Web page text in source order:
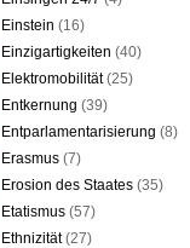
Einstein (16)
Einzigartigkeiten (40)
Elektromobilität(25)
Entkernung (39)
Entparlamentarisierung (8)
Erasmus (7)
Erosion des Staates (35)
Etatismus (57)
Ethnizität(27)